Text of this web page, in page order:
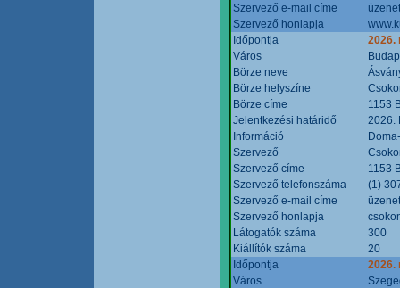
Szervező e-mail címe
Szervező honlapja
Időpontja
2026.
Város
Börze neve
Börze helyszíne
Börze címe
1153
Jelentkezési határidő
2026.
Információ
Szervező
Szervező címe
1153
Szervező telefonszáma
(1)
Szervező e-mail címe
Szervező honlapja
Látogatók száma
300
Kiállítók száma
20
Időpontja
2026.
Város